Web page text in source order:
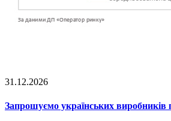
31.12.2026
Запрошуємо українських виробників